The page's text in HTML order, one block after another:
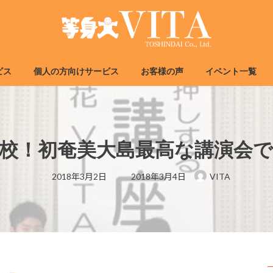
ス 個人の方向けサービス お客様の声 イベント一覧
！初奄美大島最高な講演会で
2018年3月2日
最
終
更
新
日
:
2018年3月4日 VITA